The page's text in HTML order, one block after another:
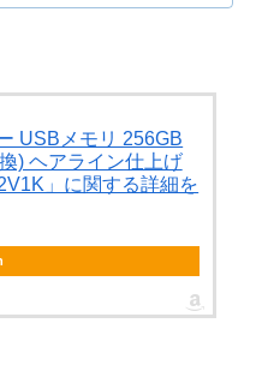
USBメモリ 256GB
) ヘアライン仕上げ
」に関する詳細を